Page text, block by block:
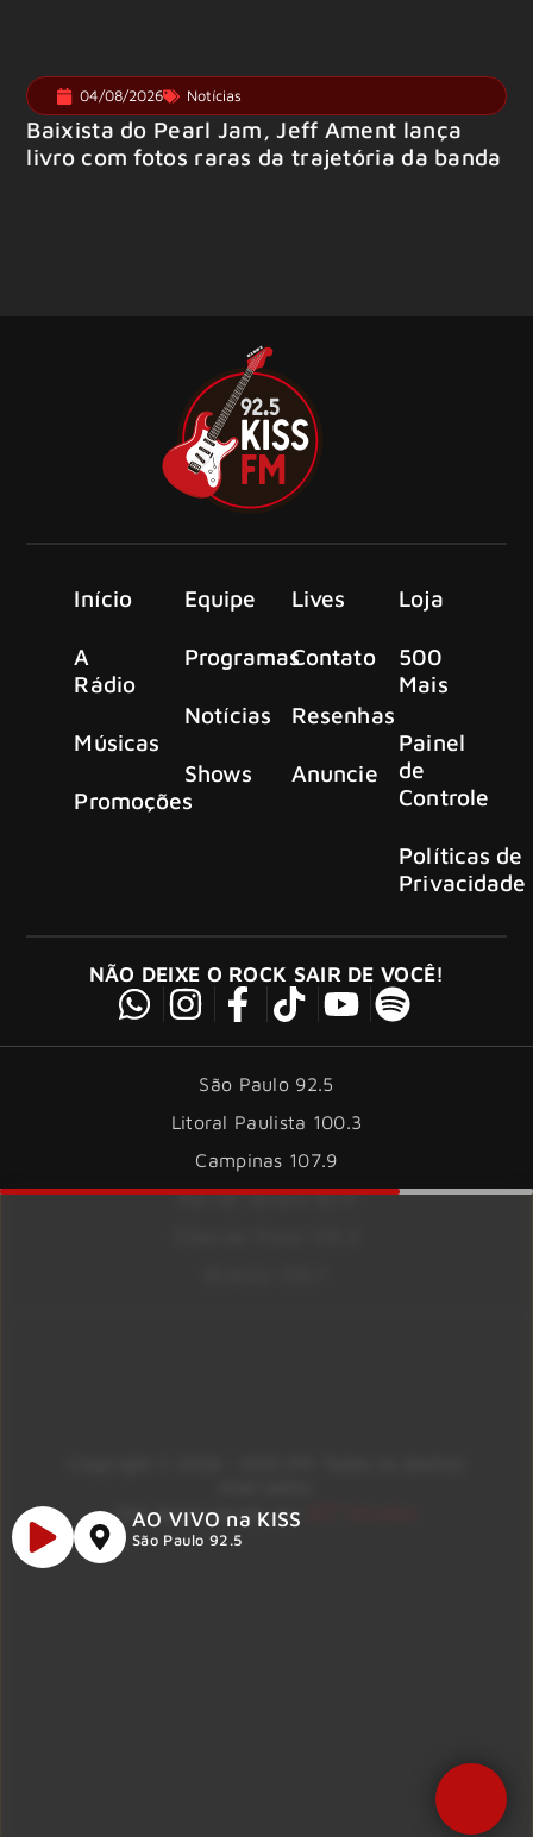
04/08/2026 Notícias
Baixista do Pearl Jam, Jeff Ament lança
livro com fotos raras da trajetória da banda
Início
A
Rádio
Músicas
Promoções
Equipe
Programas
Notícias
Shows
Lives
Contato
Resenhas
Anuncie
Loja
500
Mais
Painel
de
Controle
Políticas de
Privacidade
NÃO DEIXE O ROCK SAIR DE VOCÊ!
São Paulo 92.5
Litoral Paulista 100.3
Campinas 107.9
Rio De Janeiro 92.9
Site desenvolvido por
AO VIVO na KISS
São Paulo 92.5